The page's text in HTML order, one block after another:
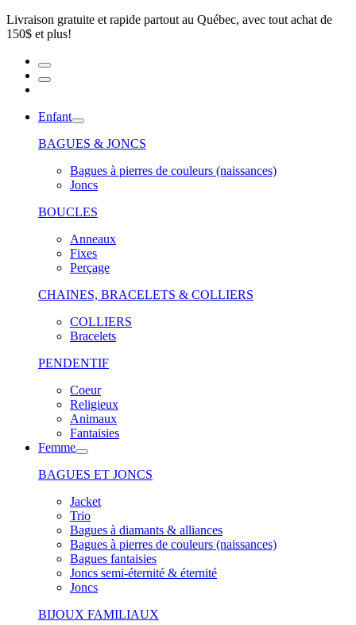
Livraison gratuite et rapide partout au Québec, avec tout achat de
150$ et plus!
Enfant
BAGUES & JONCS
Bagues à pierres de couleurs (naissances)
Joncs
BOUCLES
Anneaux
Fixes
Perçage
CHAINES, BRACELETS & COLLIERS
COLLIERS
Bracelets
PENDENTIF
Coeur
Religieux
Animaux
Fantaisies
Femme
BAGUES ET JONCS
Jacket
Trio
Bagues à diamants & alliances
Bagues à pierres de couleurs (naissances)
Bagues fantaisies
Joncs semi-éternité & éternité
Joncs
BIJOUX FAMILIAUX